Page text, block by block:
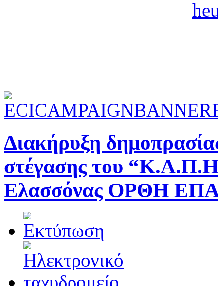
Διακήρυξη
στέγασης του
Ελασσόνας ΟΡΘΗ